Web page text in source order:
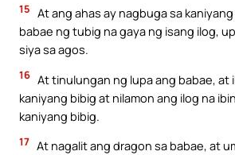
15 At ang ahas ay nagbuga sa
babae ng tubig na gaya ng isang ilog,
siya sa agos.
16 At tinulungan ng lupa ang babae, at
kaniyang bibig at nilamon ang ilog na
kaniyang bibig.
17 At nagalit ang dragon sa babae, at